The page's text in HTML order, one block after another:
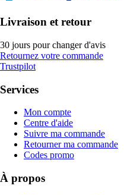
Livraison et retour
30 jours pour changer d'avis
Retournez votre commande
Trustpilot
Services
Mon compte
Centre d'aide
Suivre ma commande
Retourner ma commande
Codes promo
À propos